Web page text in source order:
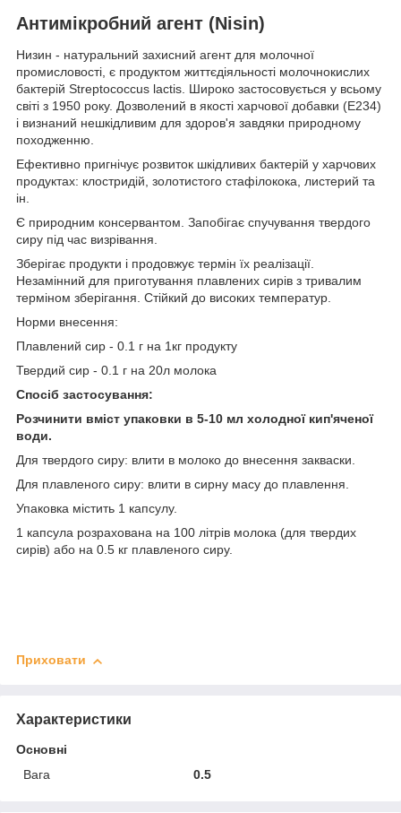
Антимікробний агент (Nisin)
Низин - натуральний захисний агент для молочної
промисловості, є продуктом життєдіяльності молочнокислих
бактерій Streptococcus lactis. Широко застосовується у всьому
світі з 1950 року. Дозволений в якості харчової добавки (Е234)
і визнаний нешкідливим для здоров'я завдяки природному
походженню.
Ефективно пригнічує розвиток шкідливих бактерій у харчових
продуктах: клостридій, золотистого стафілокока, листерий та
ін.
Є природним консервантом. Запобігає спучування твердого
сиру під час визрівання.
Зберігає продукти і продовжує термін їх реалізації.
Незамінний для приготування плавлених сирів з тривалим
терміном зберігання. Стійкий до високих температур.
Норми внесення:
Плавлений сир - 0.1 г на 1кг продукту
Твердий сир - 0.1 г на 20л молока
Спосіб застосування:
Розчинити вміст упаковки в 5-10 мл холодної кип'яченої
води.
Для твердого сиру: влити в молоко до внесення закваски.
Для плавленого сиру: влити в сирну масу до плавлення.
Упаковка містить 1 капсулу.
1 капсула розрахована на 100 літрів молока (для твердих
сирів) або на 0.5 кг плавленого сиру.
Приховати
Характеристики
Основні
Вага
0.5